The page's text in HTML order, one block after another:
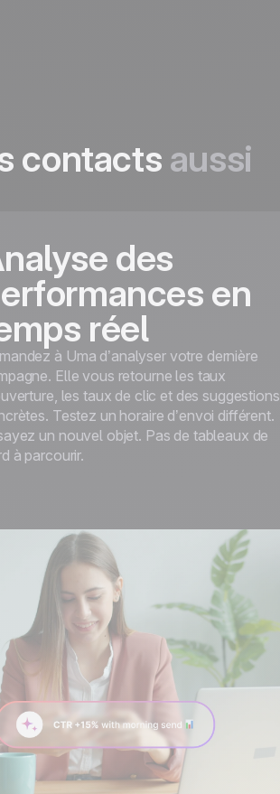
contacts aussi
des
en
réel
à Uma d’analyser votre dernière
Elle vous retourne les taux
les taux de clic et des suggestions
Testez un horaire d’envoi différent.
un nouvel objet. Pas de tableaux de
à parcourir.